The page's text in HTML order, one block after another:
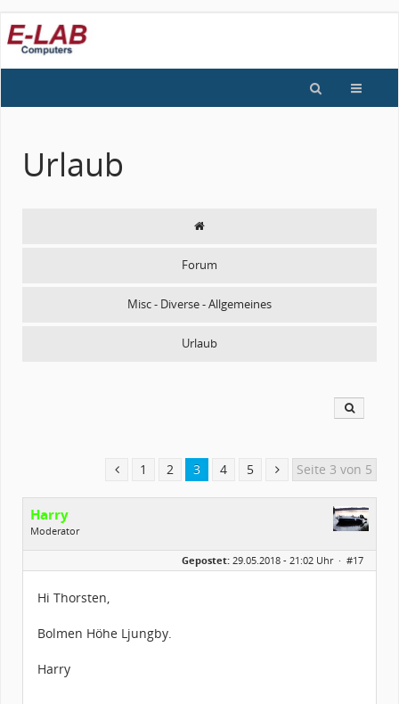
Urlaub
Forum
Misc - Diverse - Allgemeines
Urlaub
1 2 3 4 5 Seite 3 von 5
Harry
Moderator
Geschlecht:
zwischen Augsburg und Ulm
Alter:
61
Dabei seit:
03 / 2003
Gepostet: 29.05.2018 - 21:02 Uhr · #17
Hi Thorsten,
Bolmen Höhe Ljungby.
Harry